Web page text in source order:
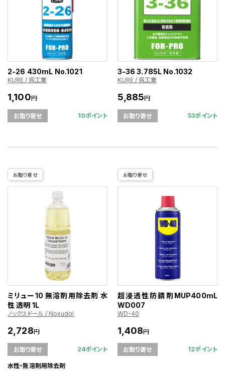
2-26 430mL No.1021
KURE / 呉工業
1,100円
お取り寄せ 10ポイント
3-36 3.785L No.1032
KURE / 呉工業
5,885円
お取り寄せ 53ポイント
お取り寄せ
ミリュー10 無溶剤用除去剤 水
性 透明 1L
ノックスドール / Noxudol
2,728円
お取り寄せ 24ポイント
水性・無溶剤用除去剤
お取り寄せ
超浸透性防錆剤MUP400mL
WD007
WD-40
1,408円
お取り寄せ 12ポイント